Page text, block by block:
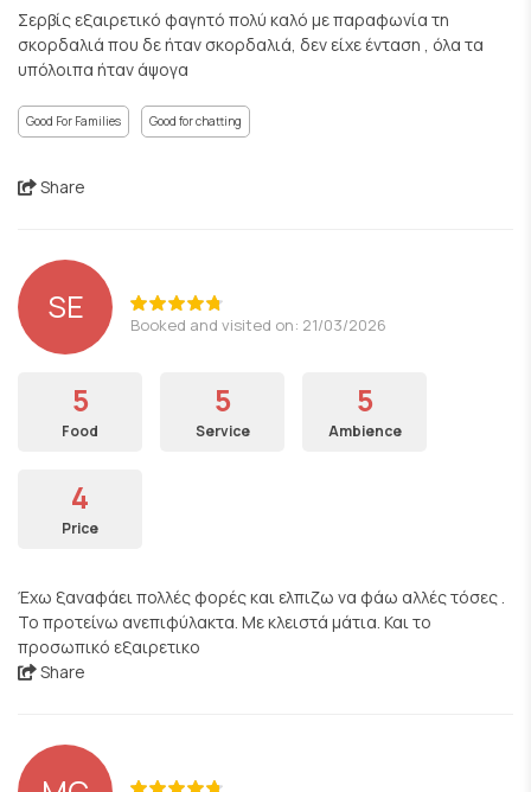
Σερβίς εξαιρετικό φαγητό πολύ καλό με παραφωνία τη
σκορδαλιά που δε ήταν σκορδαλιά, δεν είχε ένταση , όλα τα
υπόλοιπα ήταν άψογα
Good For Families Good for chatting
Share
SE Booked and visited on: 21/03/2026
5
Food
5
Service
5
Ambience
4
Price
Έχω ξαναφάει πολλές φορές και ελπιζω να φάω αλλές τόσες .
Το προτείνω ανεπιφύλακτα. Με κλειστά μάτια. Και το
προσωπικό εξαιρετικο
Share